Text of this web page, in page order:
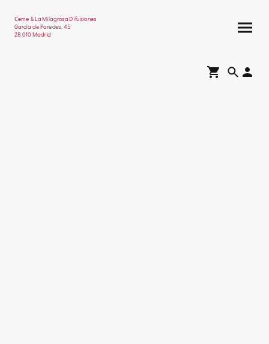
Ceme & La Milagrosa Difusiones
García de Paredes, 45
28.010 Madrid